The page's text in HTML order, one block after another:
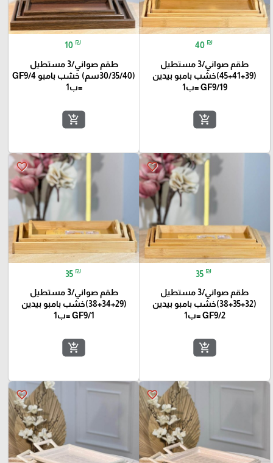
40 ₪
طقم صواني/3 مستطيل
(39+41+45)خشب بامبو بيدين
GF9/19 =ب1
add_shopping_cart
10 ₪
طقم صواني/3 مستطيل
(30/35/40سم) خشب بامبو GF9/4
=ب1
add_shopping_cart
favorite_border
35 ₪
طقم صواني/3 مستطيل
(32+35+38)خشب بامبو بيدين
GF9/2 =ب1
add_shopping_cart
favorite_border
35 ₪
طقم صواني/3 مستطيل
(29+34+38)خشب بامبو بيدين
GF9/1 =ب1
add_shopping_cart
favorite_border
favorite_border